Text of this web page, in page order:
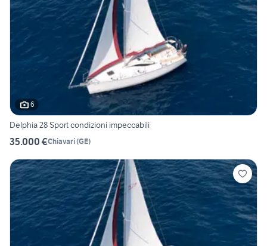
6
Delphia 28 Sport condizioni impeccabili
35.000 €Chiavari(GE)